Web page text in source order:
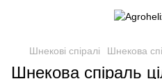
Шнекові спіралі Шнекова
Шнекова спіраль